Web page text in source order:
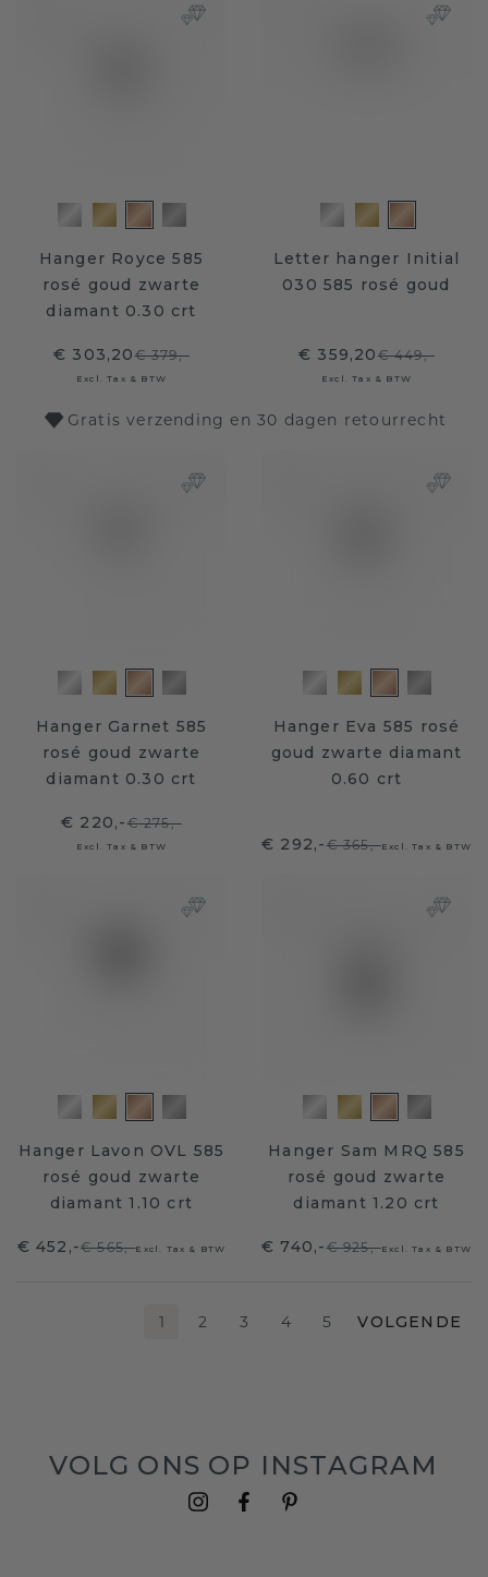
Hanger Royce 585
rosé goud zwarte
diamant 0.30 crt
€ 303,20€ 379,-
Excl. Tax & BTW
Letter hanger Initial
030 585 rosé goud
€ 359,20€ 449,-
Excl. Tax & BTW
Gratis verzending en 30 dagen retourrecht
Hanger Garnet 585
rosé goud zwarte
diamant 0.30 crt
€ 220,-€ 275,-
Excl. Tax & BTW
Hanger Eva 585 rosé
goud zwarte diamant
0.60 crt
€ 292,-€ 365,-Excl. Tax & BTW
Hanger Lavon OVL 585
rosé goud zwarte
diamant 1.10 crt
€ 452,-€ 565,-Excl. Tax & BTW
Hanger Sam MRQ 585
rosé goud zwarte
diamant 1.20 crt
€ 740,-€ 925,-Excl. Tax & BTW
1 2 3 4 5 VOLGENDE
VOLG ONS OP INSTAGRAM